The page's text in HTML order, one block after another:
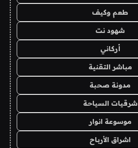
طعم وكيف
شهود نت
أركاني
مباشر التقنية
مدونة صحبة
شرقيات السياحة
موسوعة انوار
اشراق الأرباح